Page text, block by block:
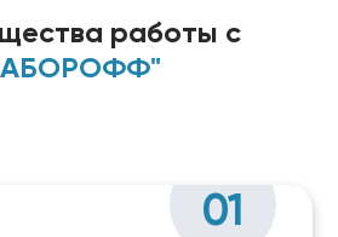
работы с
01